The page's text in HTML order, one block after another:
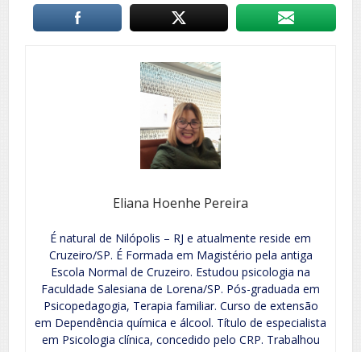
Eliana Hoenhe Pereira
É natural de Nilópolis – RJ e atualmente reside em
Cruzeiro/SP. É Formada em Magistério pela antiga
Escola Normal de Cruzeiro. Estudou psicologia na
Faculdade Salesiana de Lorena/SP. Pós-graduada em
Psicopedagogia, Terapia familiar. Curso de extensão
em Dependência química e álcool. Título de especialista
em Psicologia clínica, concedido pelo CRP. Trabalhou